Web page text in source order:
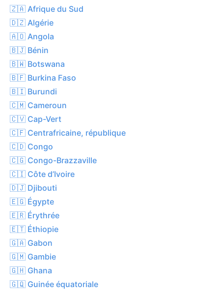
🇿🇦 Afrique du Sud
🇩🇿 Algérie
🇦🇴 Angola
🇧🇯 Bénin
🇧🇼 Botswana
🇧🇫 Burkina Faso
🇧🇮 Burundi
🇨🇲 Cameroun
🇨🇻 Cap-Vert
🇨🇫 Centrafricaine, république
🇨🇩 Congo
🇨🇬 Congo-Brazzaville
🇨🇮 Côte d’Ivoire
🇩🇯 Djibouti
🇪🇬 Égypte
🇪🇷 Érythrée
🇪🇹 Éthiopie
🇬🇦 Gabon
🇬🇲 Gambie
🇬🇭 Ghana
🇬🇶 Guinée équatoriale